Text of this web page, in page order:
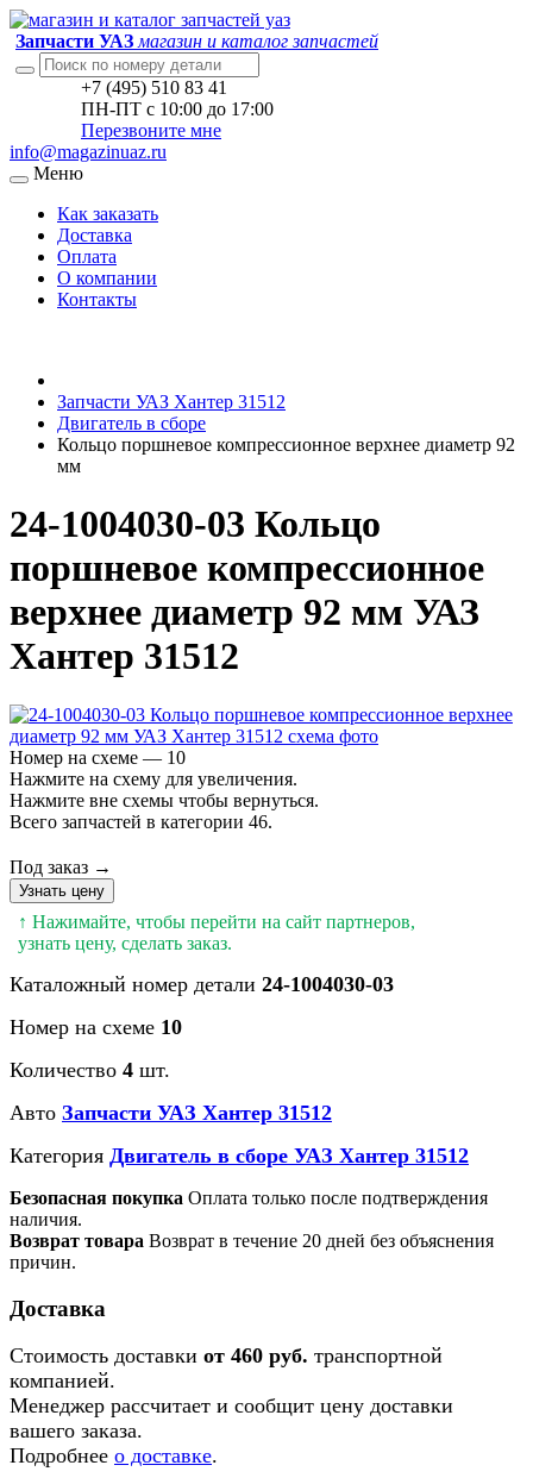
Запчасти УАЗ магазин и каталог запчастей
+7 (495) 510 83 41
ПН-ПТ с 10:00 до 17:00
Перезвоните мне
info@magazinuaz.ru
Меню
Как заказать
Доставка
Оплата
О компании
Контакты
Запчасти УАЗ Хантер 31512
Двигатель в сборе
Кольцо поршневое компрессионное верхнее диаметр 92
мм
24-1004030-03 Кольцо
поршневое компрессионное
верхнее диаметр 92 мм УАЗ
Хантер 31512
Номер на схеме — 10
Нажмите на схему для увеличения.
Нажмите вне схемы чтобы вернуться.
Всего запчастей в категории 46.
Под заказ →
Узнать цену
↑ Нажимайте, чтобы перейти на сайт партнеров,
узнать цену, сделать заказ.
Каталожный номер детали 24-1004030-03
Номер на схеме 10
Количество 4 шт.
Авто Запчасти УАЗ Хантер 31512
Категория Двигатель в сборе УАЗ Хантер 31512
Безопасная покупка Оплата только после подтверждения
наличия.
Возврат товара Возврат в течение 20 дней без объяснения
причин.
Доставка
Стоимость доставки от 460 руб. транспортной
компанией.
Менеджер рассчитает и сообщит цену доставки
вашего заказа.
Подробнее о доставке.